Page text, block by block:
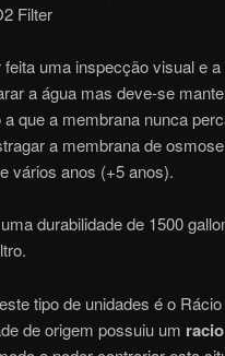
Filter
uma inspecção visual e
a água mas deve-se
que a membrana nunca
a membrana de
vários anos (+5 anos).
durabilidade de 1500
tipo de unidades é o
de origem possuiu um